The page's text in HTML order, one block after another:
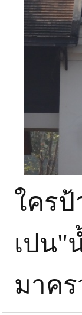
ใคร
เปน"
มาค